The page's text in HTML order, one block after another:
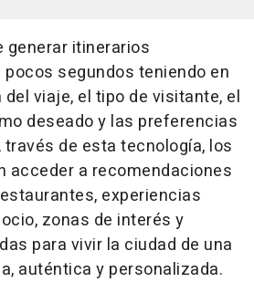
generar itinerarios
segundos teniendo en
viaje, el tipo de visitante, el
deseado y las preferencias
través de esta tecnología, los
acceder a recomendaciones
experiencias
zonas de interés y
para vivir la ciudad de una
auténtica y personalizada.